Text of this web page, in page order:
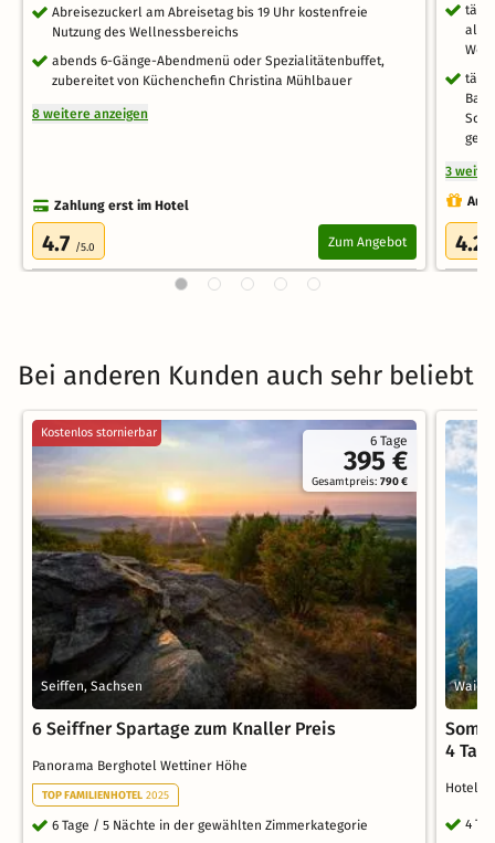
Abreisezuckerl am Abreisetag bis 19 Uhr kostenfreie
Nutzung des Wellnessbereichs
abends 6-Gänge-Abendmenü oder Spezialitätenbuffet,
zubereitet von Küchenchefin Christina Mühlbauer
8 weitere anzeigen
Zahlung erst im Hotel
4.7 /5.0 Zum Angebot
3
4.2
Bei anderen Kunden auch sehr beliebt
6 Tage
395 €
Gesamtpreis:790 €
Kostenlos stornierbar
Seiffen, Sachsen
6 Seiffner Spartage zum Knaller Preis
Panorama Berghotel Wettiner Höhe
TOP FAMILIENHOTEL 2025
6 Tage / 5 Nächte in der gewählten Zimmerkategorie
4
Hotel
4